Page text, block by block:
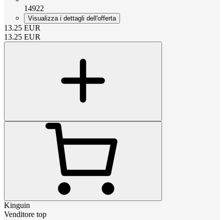
14922
Visualizza i dettagli dell'offerta
13.25 EUR
13.25 EUR
Kinguin
Venditore top